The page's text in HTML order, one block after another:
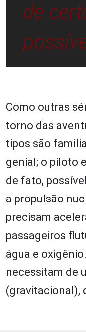
de
Como outras
torno das
tipos são
genial; o piloto
de fato,
a propulsão
precisam
passageiros
água e
necessitam de
(gravitacional),